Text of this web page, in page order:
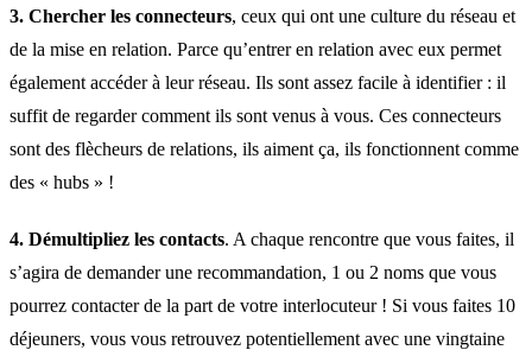
3. Chercher les connecteurs, ceux qui ont une culture du réseau et
de la mise en relation. Parce qu’entrer en relation avec eux permet
également accéder à leur réseau. Ils sont assez facile à identifier : il
suffit de regarder comment ils sont venus à vous. Ces connecteurs
sont des flècheurs de relations, ils aiment ça, ils fonctionnent comme
des « hubs » !
4. Démultipliez les contacts. A chaque rencontre que vous faites, il
s’agira de demander une recommandation, 1 ou 2 noms que vous
pourrez contacter de la part de votre interlocuteur ! Si vous faites 10
déjeuners, vous vous retrouvez potentiellement avec une vingtaine